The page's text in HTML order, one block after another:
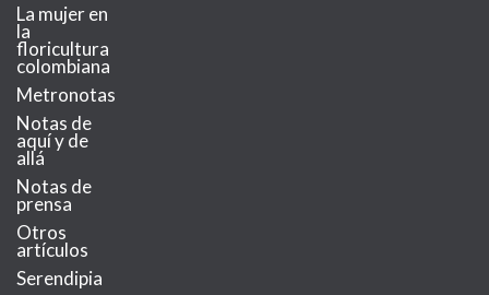
La mujer en
la
floricultura
colombiana
Metronotas
Notas de
aquí y de
allá
Notas de
prensa
Otros
artículos
Serendipia